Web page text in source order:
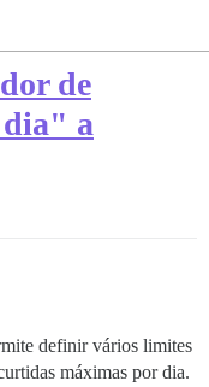
de
dia" a
definir vários limites
máximas por dia.